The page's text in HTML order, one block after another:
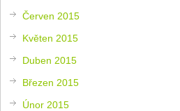
Červen 2015
Květen 2015
Duben 2015
Březen 2015
Únor 2015